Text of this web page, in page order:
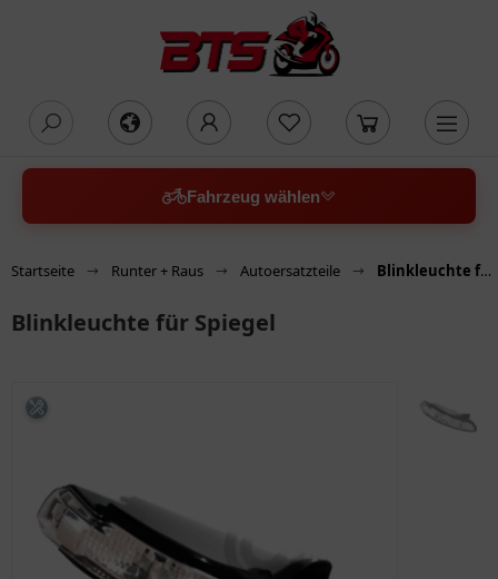
Fahrzeug wählen
Startseite Runter + Raus Autoersatzteile Blinkleuchte für Spiegel
Blinkleuchte für Spiegel